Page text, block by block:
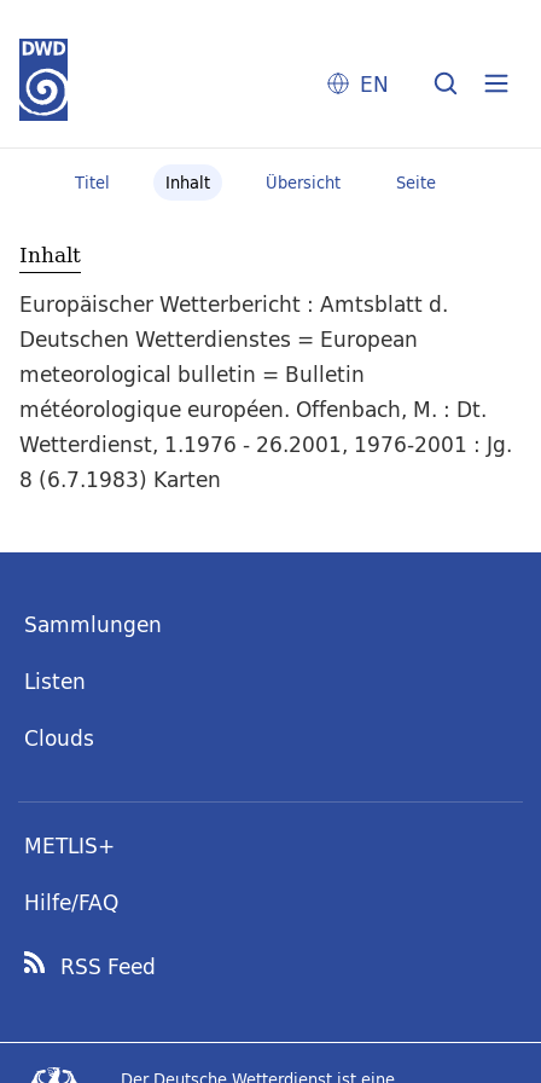
EN
Titel Inhalt Übersicht Seite
Inhalt
Europäischer Wetterbericht : Amtsblatt d.
Deutschen Wetterdienstes = European
meteorological bulletin = Bulletin
météorologique européen. Offenbach, M. : Dt.
Wetterdienst, 1.1976 - 26.2001, 1976-2001 : Jg.
8 (6.7.1983) Karten
Sammlungen
Listen
Clouds
METLIS+
Hilfe/FAQ
RSS Feed